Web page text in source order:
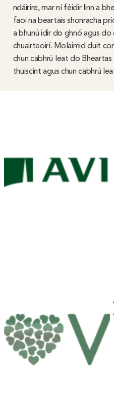
ndáiríre, mar ní féidir linn a
faoi na beartais shonracha
a bhunú idir do ghnó agus
chuairteoirí. Molaimid duit
chun cabhrú leat do
thuiscint agus chun cabhrú